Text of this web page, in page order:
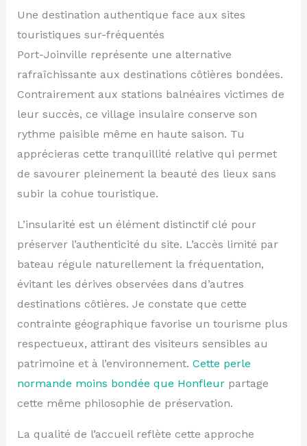
Une destination authentique face aux sites
touristiques sur-fréquentés
Port-Joinville représente une alternative
rafraîchissante aux destinations côtières bondées.
Contrairement aux stations balnéaires victimes de
leur succès, ce village insulaire conserve son
rythme paisible même en haute saison. Tu
apprécieras cette tranquillité relative qui permet
de savourer pleinement la beauté des lieux sans
subir la cohue touristique.
L’insularité est un élément distinctif clé pour
préserver l’authenticité du site. L’accès limité par
bateau régule naturellement la fréquentation,
évitant les dérives observées dans d’autres
destinations côtières. Je constate que cette
contrainte géographique favorise un tourisme plus
respectueux, attirant des visiteurs sensibles au
patrimoine et à l’environnement. Cette perle
normande moins bondée que Honfleurpartage
cette même philosophie de préservation.
La qualité de l’accueil reflète cette approche